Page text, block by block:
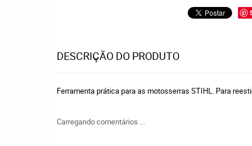
DESCRIÇÃO DO PRODUTO
Ferramenta prática para as motosserras STIHL. Para
Carregando comentários ...